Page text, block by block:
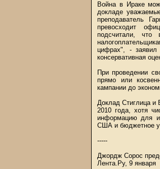
Война в Ираке
докладе
преподаватель
превосходит
подсчитали,
цифрах", -
консервативная
При проведении
прямо или
кампании до
Доклад Стиглица и
2010 года, хотя
информацию для
США и бюджетное
-----
Джордж Сорос
Лента.Ру, 9 января